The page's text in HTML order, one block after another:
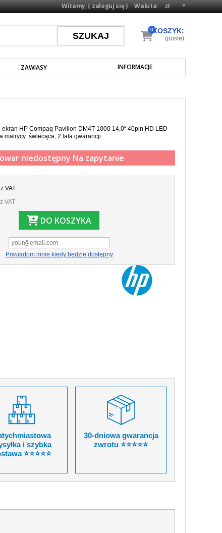
Waluta:
Witamy, (zaloguj się)
ZAWIASY INFORMACJE
KOSZYK:
0
(puste)
ekran HP Compaq Pavilion DM4T-1000 14,0“ 40pin HD LED
matrycy: świecąca, 2 lata gwarancji
niedostępny Na zapytanie
z VAT
VAT
DO KOSZYKA
Powiadom mnie kiedy będzie dostępny
i szybka
⭐⭐⭐⭐⭐
30-dniowa gwarancja
zwrotu ⭐⭐⭐⭐⭐